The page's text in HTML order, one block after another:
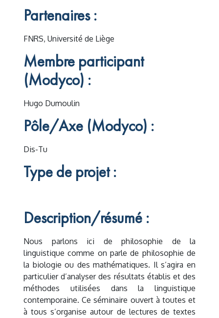
Partenaires :
FNRS, Université de Liège
Membre participant
(Modyco) :
Hugo Dumoulin
Pôle/Axe (Modyco) :
Dis-Tu
Type de projet :
Description/résumé :
Nous parlons ici de philosophie de la
linguistique comme on parle de philosophie de
la biologie ou des mathématiques. Il s’agira en
particulier d’analyser des résultats établis et des
méthodes utilisées dans la linguistique
contemporaine. Ce séminaire ouvert à toutes et
à tous s’organise autour de lectures de textes